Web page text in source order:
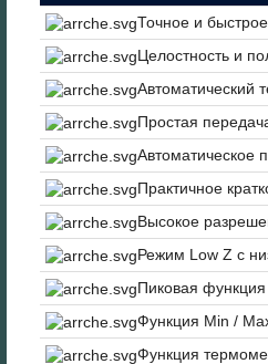
Точное и
Целостность и
Автоматический
Простая
Автоматическое
Практичное
Высокое
Режим Low Z с
Пиковая функция
Функция Min /
Функция